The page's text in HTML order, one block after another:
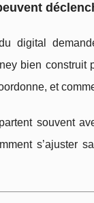
digital
bien construit
et
souvent
s’ajuster